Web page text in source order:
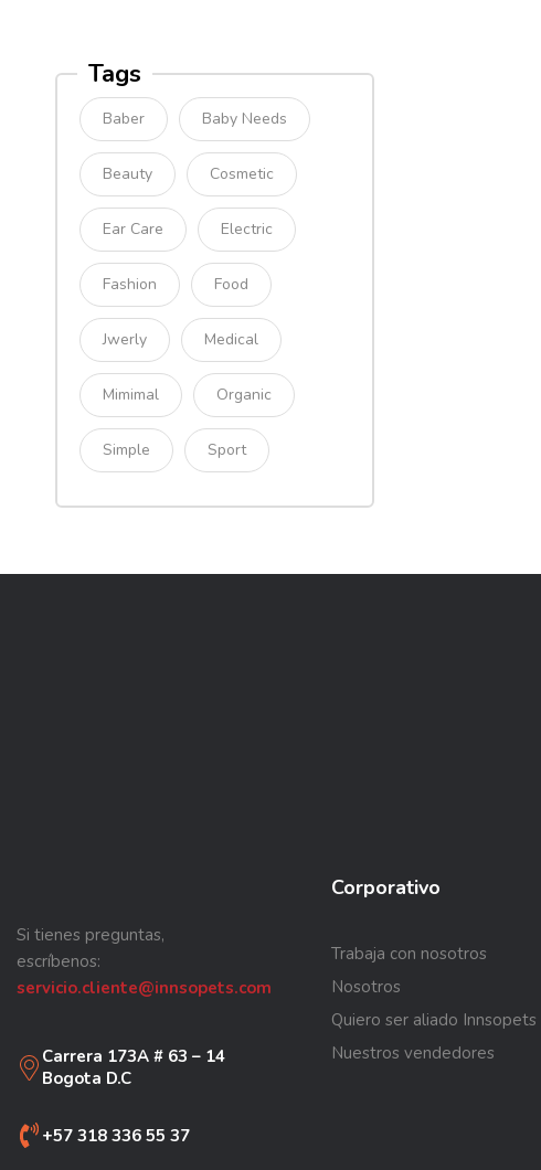
Tags
Baber Baby Needs
Beauty Cosmetic
Ear Care Electric
Fashion Food
Jwerly Medical
Mimimal Organic
Simple Sport
Si tienes preguntas,
escríbenos:
servicio.cliente@innsopets.com
Carrera 173A # 63 – 14
Bogota D.C
+57 318 336 55 37
Corporativo
Trabaja con nosotros
Nosotros
Quiero ser aliado Innsopets
Nuestros vendedores